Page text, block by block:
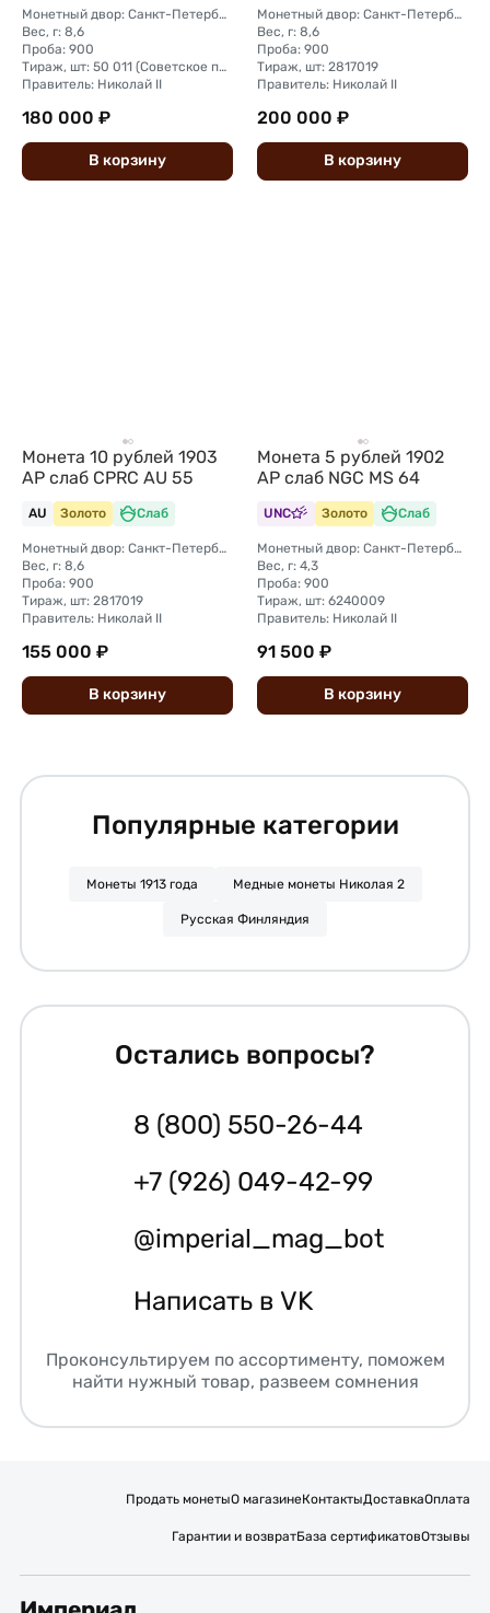
Монетный двор: Санкт-Петербургский монетный двор
Вес, г: 8,6
Проба: 900
Тираж, шт: 50 011 (Советское правительство с декабря 1925 г. по март 1926 г. отчеканило 2 011 000 10-ти рублевого достоинства царского образца, предположительно штемпелями 1911 г.)
Правитель: Николай II
180 000 ₽
В корзину
Монетный двор: Санкт-Петербургский монетный двор
Вес, г: 8,6
Проба: 900
Тираж, шт: 2817019
Правитель: Николай II
200 000 ₽
В корзину
Монета 10 рублей 1903
АР слаб CPRC AU 55
AU Золото Слаб
Монетный двор: Санкт-Петербургский монетный двор
Вес, г: 8,6
Проба: 900
Тираж, шт: 2817019
Правитель: Николай II
155 000 ₽
В корзину
Монета 5 рублей 1902
АР слаб NGC MS 64
UNC Золото Слаб
Монетный двор: Санкт-Петербургский монетный двор
Вес, г: 4,3
Проба: 900
Тираж, шт: 6240009
Правитель: Николай II
91 500 ₽
В корзину
Популярные категории
Монеты 1913 года Медные монеты Николая 2
Русская Финляндия
Остались вопросы?
8 (800) 550-26-44
+7 (926) 049-42-99
@imperial_mag_bot
Написать в VK
Проконсультируем по ассортименту, поможем
найти нужный товар, развеем сомнения
Продать монетыО магазинеКонтактыДоставкаОплата
Гарантии и возвратБаза сертификатовОтзывы